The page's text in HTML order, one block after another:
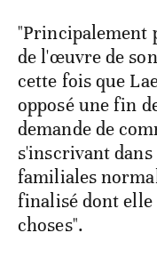
"Principalement
de l'œuvre de
cette fois que
opposé une fin
demande de
s'inscrivant
familiales
finalisé dont elle
choses".